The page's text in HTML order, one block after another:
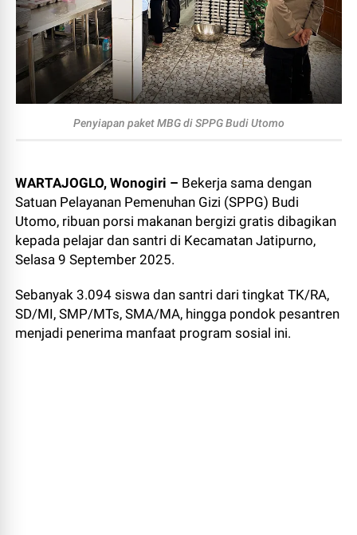
Penyiapan paket MBG di SPPG Budi Utomo
WARTAJOGLO, Wonogiri – Bekerja sama dengan
Satuan Pelayanan Pemenuhan Gizi (SPPG) Budi
Utomo, ribuan porsi makanan bergizi gratis dibagikan
kepada pelajar dan santri di Kecamatan Jatipurno,
Selasa 9 September 2025.
Sebanyak 3.094 siswa dan santri dari tingkat TK/RA,
SD/MI, SMP/MTs, SMA/MA, hingga pondok pesantren
menjadi penerima manfaat program sosial ini.